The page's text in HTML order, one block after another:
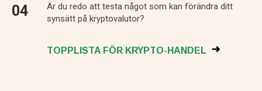
Är du redo att testa något som kan förändra ditt
synsätt på kryptovalutor?
TOPPLISTA FÖR KRYPTO-HANDEL